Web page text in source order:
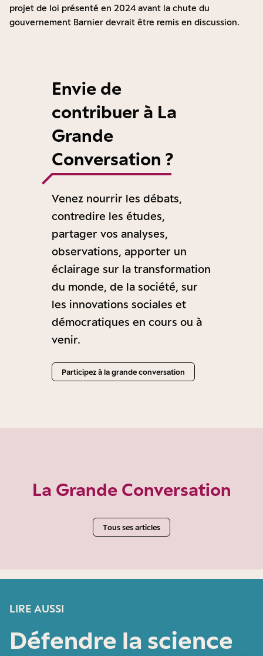
projet de loi présenté en 2024 avant la chute du
gouvernement Barnier devrait être remis en discussion.
Envie de
contribuer à La
Grande
Conversation ?
Venez nourrir les débats,
contredire les études,
partager vos analyses,
observations, apporter un
éclairage sur la transformation
du monde, de la société, sur
les innovations sociales et
démocratiques en cours ou à
venir.
Participez à la grande conversation
La Grande Conversation
Tous ses articles
LIRE AUSSI
Défendre la science